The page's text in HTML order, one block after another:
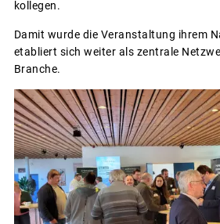
kollegen.
Damit wurde die Veranstaltung ihrem
etabliert sich weiter als zentrale
Branche.